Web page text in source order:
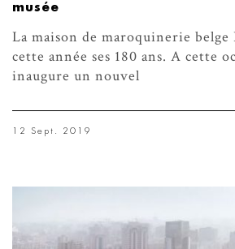
musée
La maison de maroquinerie belge
cette année ses 180 ans. A cette
inaugure un nouvel
12 Sept. 2019